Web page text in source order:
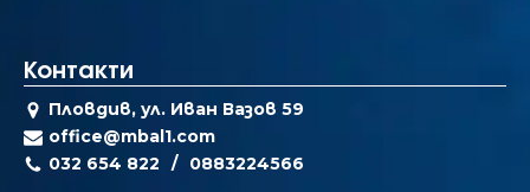
Контакти
Пловдив, ул. Иван Вазов 59
office@mbal1.com
032 654 822
0883224566